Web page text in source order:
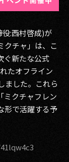
:西村啓成)が
クチャ」は、こ
ぐ新たな公式
たオフライン
ました。これら
ミクチャフレン
形で活躍する予